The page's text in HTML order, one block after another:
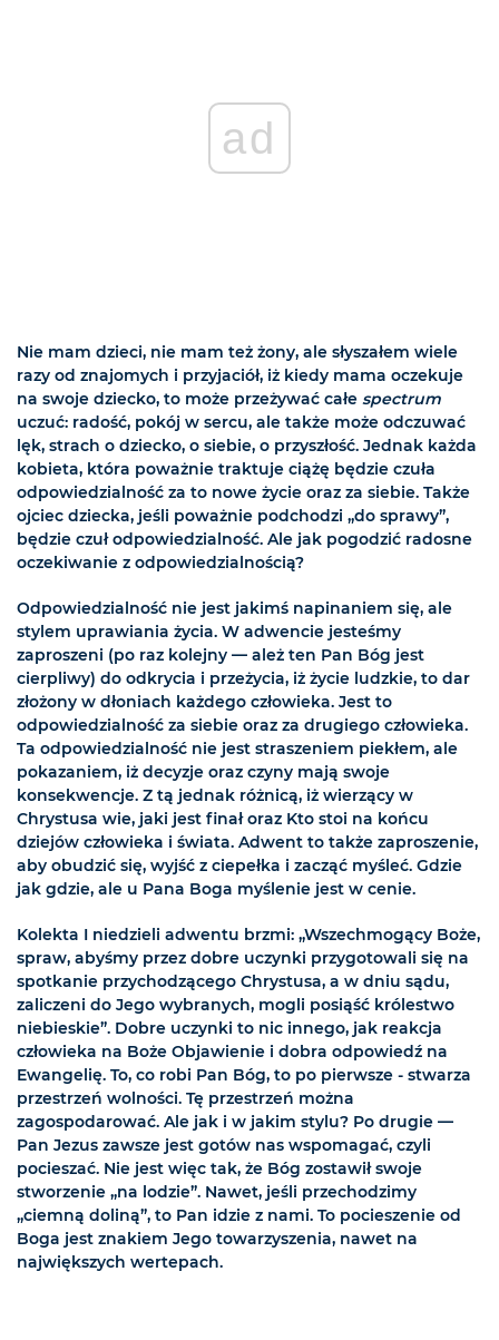
ad
Nie mam dzieci, nie mam też żony, ale słyszałem wiele
razy od znajomych i przyjaciół, iż kiedy mama oczekuje
na swoje dziecko, to może przeżywać całe spectrum
uczuć: radość, pokój w sercu, ale także może odczuwać
lęk, strach o dziecko, o siebie, o przyszłość. Jednak każda
kobieta, która poważnie traktuje ciążę będzie czuła
odpowiedzialność za to nowe życie oraz za siebie. Także
ojciec dziecka, jeśli poważnie podchodzi „do sprawy”,
będzie czuł odpowiedzialność. Ale jak pogodzić radosne
oczekiwanie z odpowiedzialnością?
Odpowiedzialność nie jest jakimś napinaniem się, ale
stylem uprawiania życia. W adwencie jesteśmy
zaproszeni (po raz kolejny — ależ ten Pan Bóg jest
cierpliwy) do odkrycia i przeżycia, iż życie ludzkie, to dar
złożony w dłoniach każdego człowieka. Jest to
odpowiedzialność za siebie oraz za drugiego człowieka.
Ta odpowiedzialność nie jest straszeniem piekłem, ale
pokazaniem, iż decyzje oraz czyny mają swoje
konsekwencje. Z tą jednak różnicą, iż wierzący w
Chrystusa wie, jaki jest finał oraz Kto stoi na końcu
dziejów człowieka i świata. Adwent to także zaproszenie,
aby obudzić się, wyjść z ciepełka i zacząć myśleć. Gdzie
jak gdzie, ale u Pana Boga myślenie jest w cenie.
Kolekta I niedzieli adwentu brzmi: „Wszechmogący Boże,
spraw, abyśmy przez dobre uczynki przygotowali się na
spotkanie przychodzącego Chrystusa, a w dniu sądu,
zaliczeni do Jego wybranych, mogli posiąść królestwo
niebieskie”. Dobre uczynki to nic innego, jak reakcja
człowieka na Boże Objawienie i dobra odpowiedź na
Ewangelię. To, co robi Pan Bóg, to po pierwsze - stwarza
przestrzeń wolności. Tę przestrzeń można
zagospodarować. Ale jak i w jakim stylu? Po drugie —
Pan Jezus zawsze jest gotów nas wspomagać, czyli
pocieszać. Nie jest więc tak, że Bóg zostawił swoje
stworzenie „na lodzie”. Nawet, jeśli przechodzimy
„ciemną doliną”, to Pan idzie z nami. To pocieszenie od
Boga jest znakiem Jego towarzyszenia, nawet na
największych wertepach.